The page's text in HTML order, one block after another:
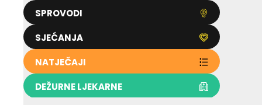
SPROVODI
SJEĆANJA
NATJEČAJI
DEŽURNE LJEKARNE